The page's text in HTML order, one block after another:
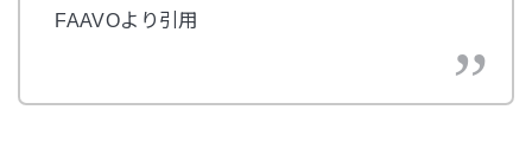
FAAVOより引用